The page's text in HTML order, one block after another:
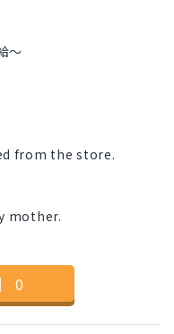
～
from the store.
mother.
｜ 0